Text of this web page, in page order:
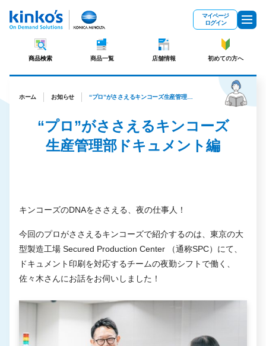
マイページ
ログイン
商品検索 商品一覧 店舗情報 初めての方へ
ホーム お知らせ “プロ”がささえるキンコーズ生産管理部ドキュメント編
“プロ”がささえるキンコーズ
生産管理部ドキュメント編
キンコーズのDNAをささえる、夜の仕事人！
今回のプロがささえるキンコーズで紹介するのは、東京の大
型製造工場 Secured Production Center （通称SPC）にて、
ドキュメント印刷を対応するチームの夜勤シフトで働く、
佐々木さんにお話をお伺いしました！